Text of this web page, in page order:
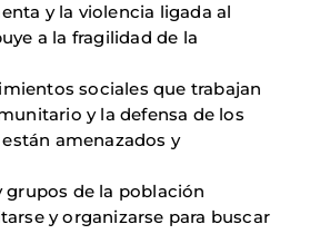
y la violencia ligada al
a la fragilidad de la
sociales que trabajan
y la defensa de los
amenazados y
grupos de la población
y organizarse para buscar